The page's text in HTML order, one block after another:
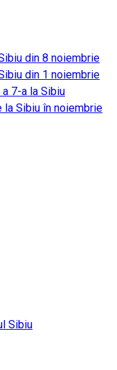
din 8 noiembrie
din 1 noiembrie
7-a la Sibiu
la Sibiu în noiembrie
Sibiu